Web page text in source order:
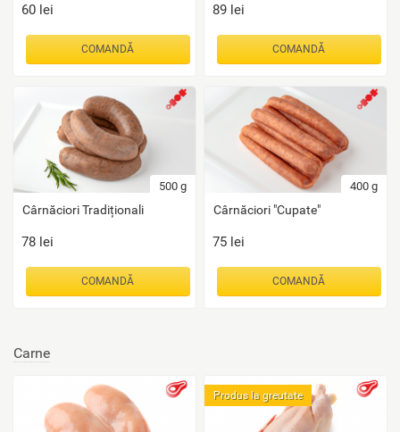
60 lei
COMANDĂ
89 lei
COMANDĂ
500 g
Cârnăciori Tradiționali
78 lei
COMANDĂ
400 g
Cârnăciori "Cupate"
75 lei
COMANDĂ
Carne
Produs la greutate